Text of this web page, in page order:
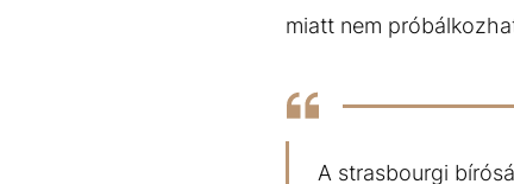
miatt nem
A strasbourgi